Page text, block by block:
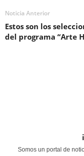
Noticia Anterior
Estos son los
del programa “Arte
Somos un portal de